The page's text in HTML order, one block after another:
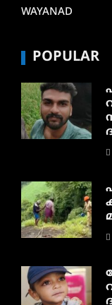
WAYANAD
POPULAR